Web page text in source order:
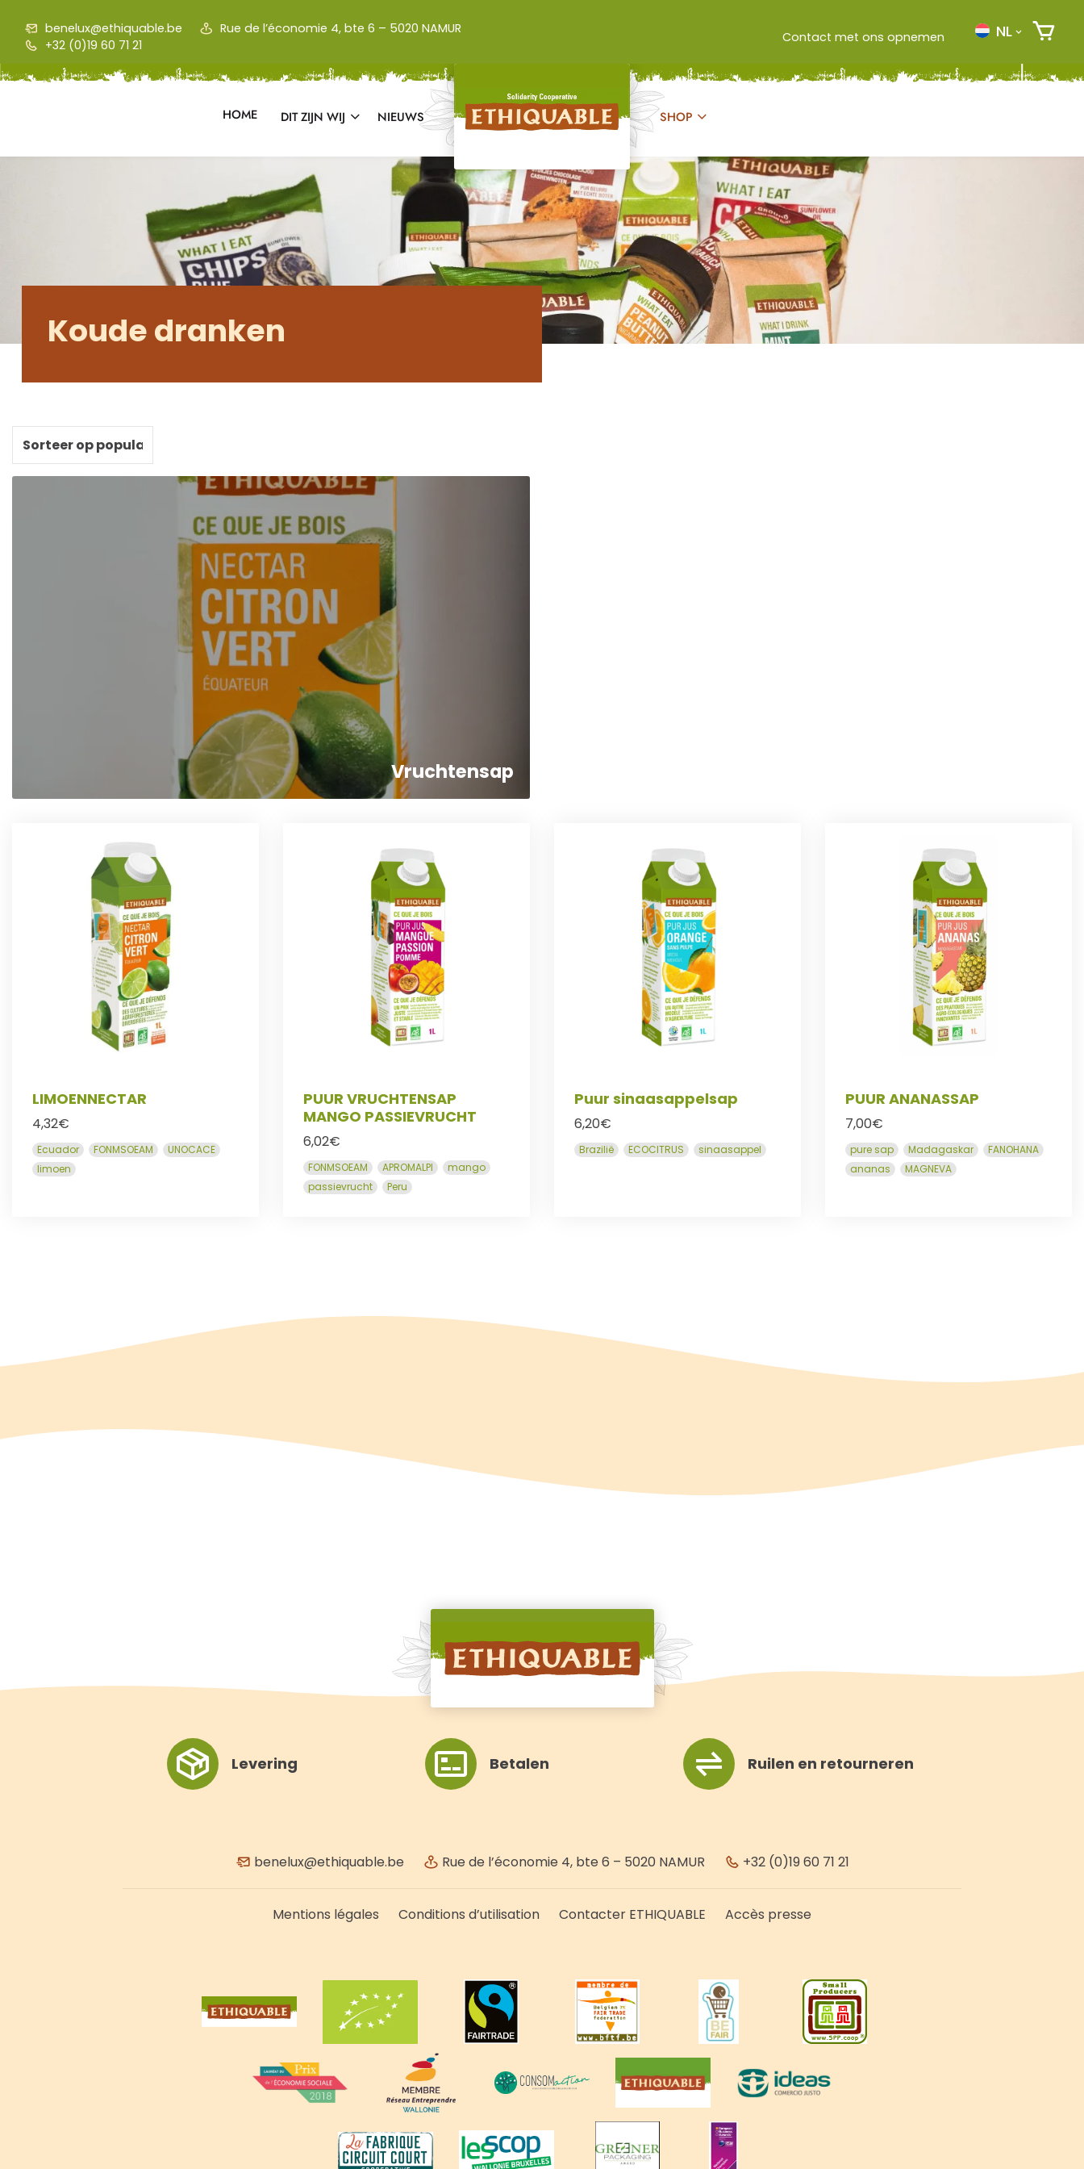
benelux@ethiquable.be
Rue de l’économie 4, bte 6 – 5020 NAMUR
+32 (0)19 60 71 21
Contact met ons opnemen NL
HOME DIT ZIJN WIJ NIEUWS SHOP
Koude dranken
Vruchtensap
LIMOENNECTAR
4,32€
Ecuador FONMSOEAM
UNOCACE
limoen
PUUR VRUCHTENSAP
MANGO PASSIEVRUCHT
6,02€
FONMSOEAM APROMALPI
mango
passievrucht
Peru
Puur sinaasappelsap
6,20€
Brazilië ECOCITRUS sinaasappel
PUUR ANANASSAP
7,00€
pure sap Madagaskar
FANOHANA
ananas
MAGNEVA
Levering Betalen Ruilen en retourneren
benelux@ethiquable.be Rue de l’économie 4, bte 6 – 5020 NAMUR +32 (0)19 60 71 21
Mentions légales Conditions d’utilisation Contacter ETHIQUABLE Accès presse